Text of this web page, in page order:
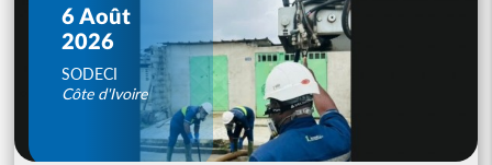
6 Août
2026
SODECI
Côte d'Ivoire